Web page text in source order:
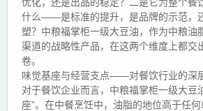
什么——是标准的提升，是品牌的示范，
塑？中粮福掌柜一级大豆油，作为中粮油
渠道的战略性产品，在这两个维度上都交
卷。
味觉基座与经营支点——对餐饮行业的深
对于餐饮企业而言，中粮福掌柜一级大豆
座”。在中餐烹饪中，油脂的地位高于任